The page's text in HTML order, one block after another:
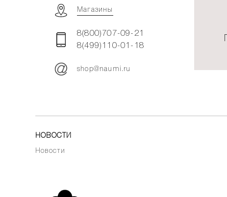
Магазины
8(800)707-09-21
8(499)110-01-18
shop@naumi.ru
НОВОСТИ
Новости